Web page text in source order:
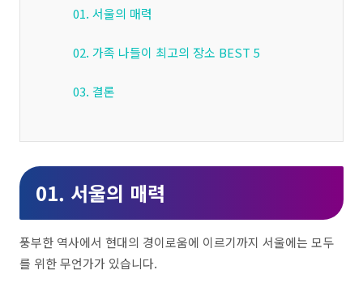
01. 서울의 매력
02. 가족 나들이 최고의 장소 BEST 5
03. 결론
01. 서울의 매력
풍부한 역사에서 현대의 경이로움에 이르기까지 서울에는 모두
를 위한 무언가가 있습니다.